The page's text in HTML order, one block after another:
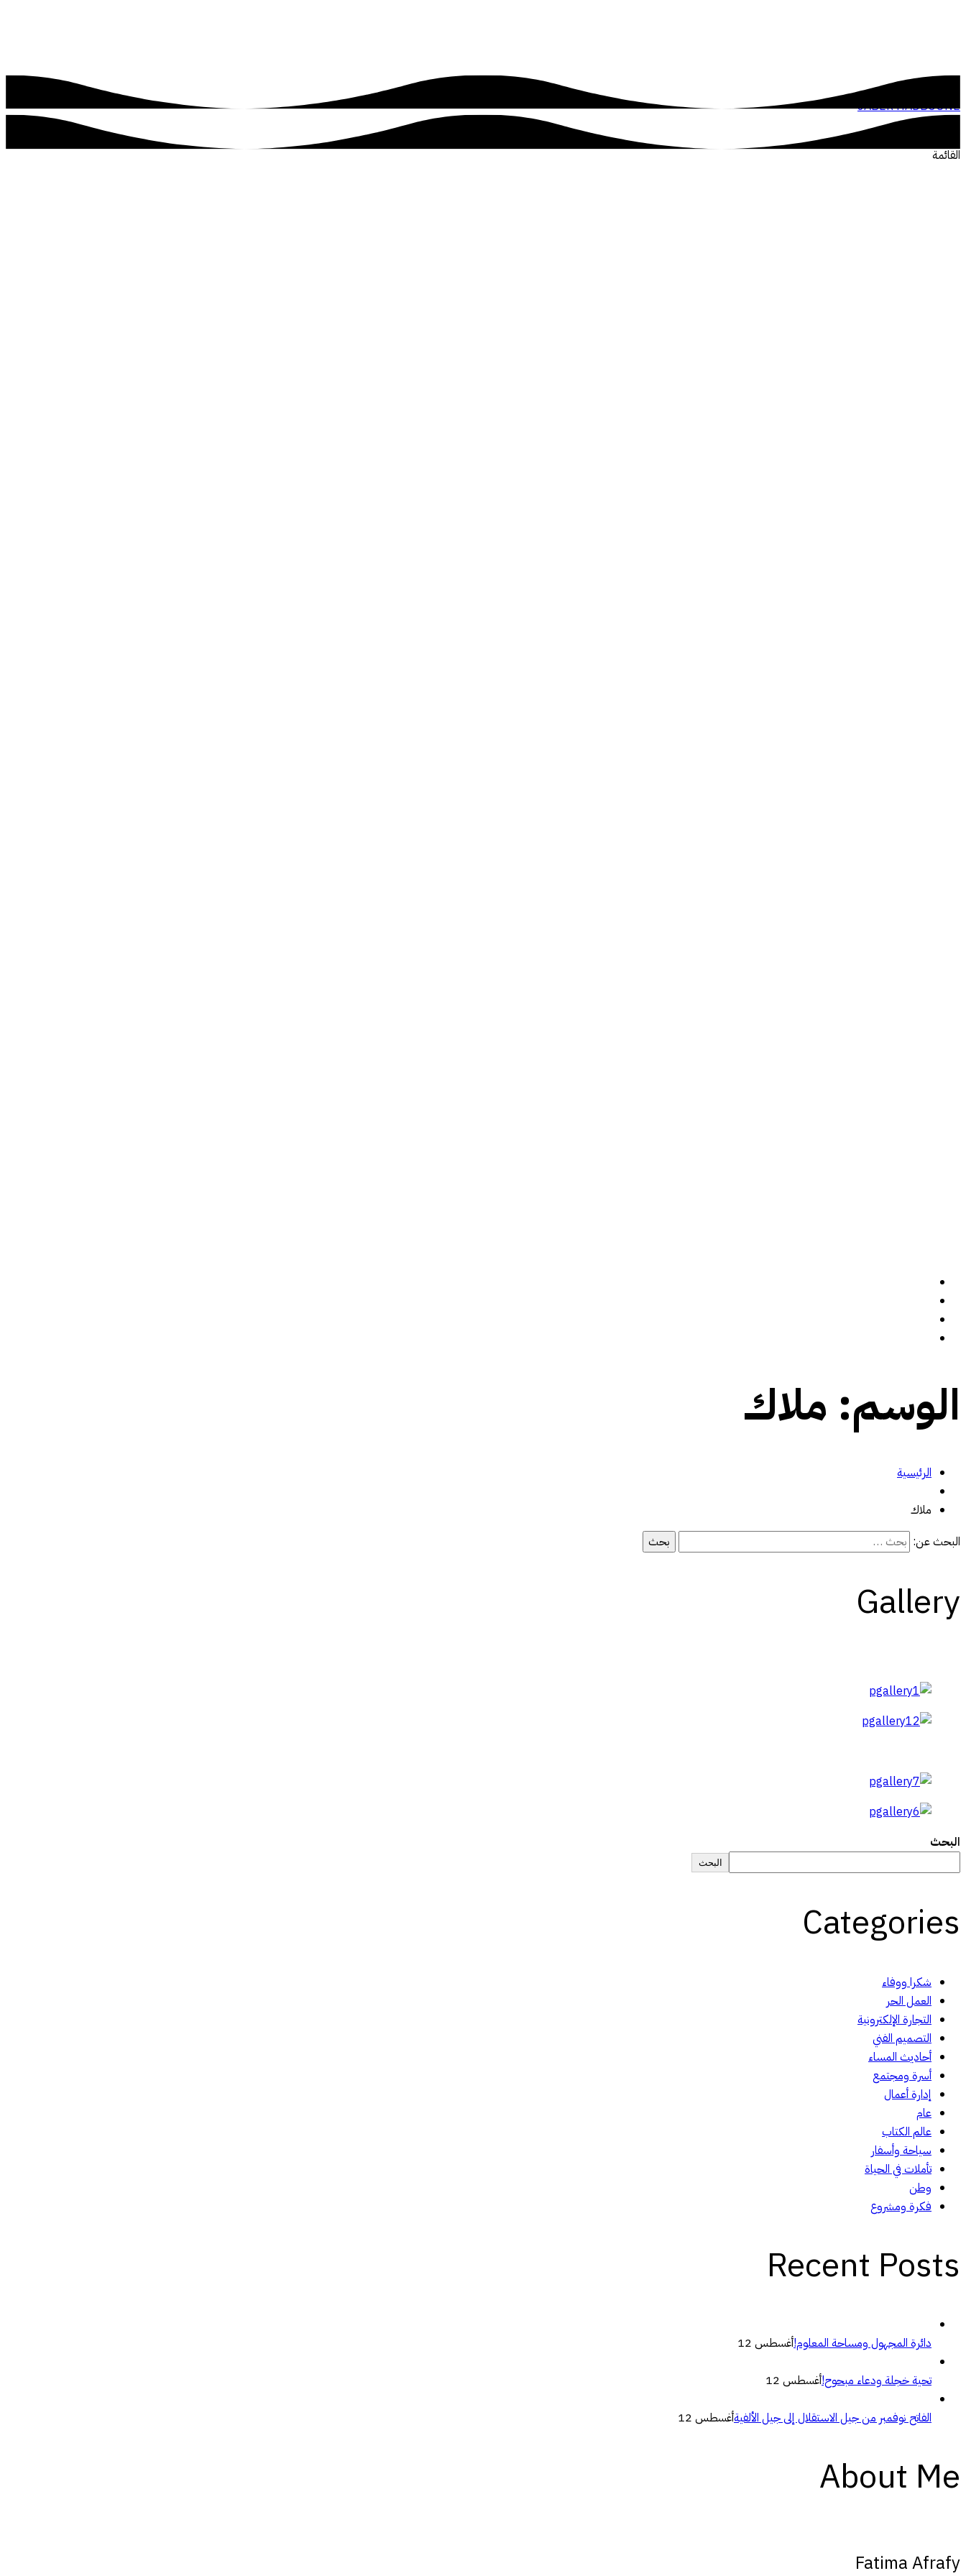
JABER HADBOUNE
القائمة
الوسم: ملاك
الرئيسية
ملاك
البحث عن:
Gallery
البحث
البحث
Categories
شكرا ووفاء
العمل الحر
التجارة الإلكترونية
التصميم الفني
أحاديث المساء
أسرة ومجتمع
إدارة أعمال
عام
عالم الكتاب
سياحة وأسفار
تأملات في الحياة
وطن
فكرة ومشروع
Recent Posts
دائرة المجهول ومساحة المعلوم!أغسطس 12
تحية خجلة ودعاء مبحوح!أغسطس 12
الفاتح نوفمبر من جيل الاستقلال إلى جيل الألفيةأغسطس 12
About Me
Fatima Afrafy